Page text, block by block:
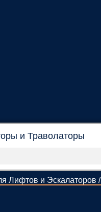
и Траволаторы
Лифтов и Эскалаторов